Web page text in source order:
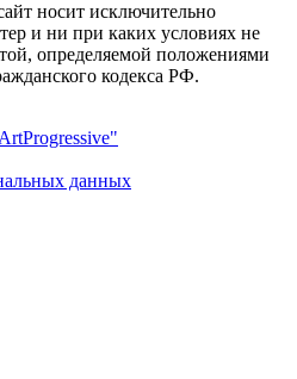
носит исключительно
и ни при каких условиях не
определяемой положениями
кодекса РФ.
данных